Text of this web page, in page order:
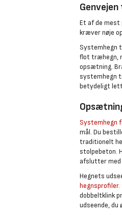
Et af de mest
kræver nøje
Systemhegn
flot træhegn,
opsætning.
systemhegn
betydeligt
Systemhegn
mål. Du
traditionelt
stolpebeton.
afslutter
Hegnets
hegnsprofiler.
dobbeltklink
udseende, du